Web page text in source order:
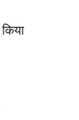
किया